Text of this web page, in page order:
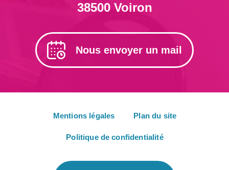
38500 Voiron
Nous envoyer un mail
Mentions légales Plan du site
Politique de confidentialité